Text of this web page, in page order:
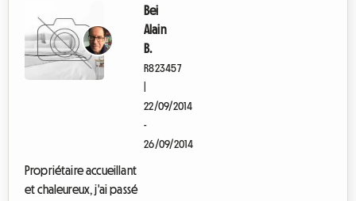
Bei
Alain
B.
R823457
22/09/2014
-
26/09/2014
Propriétaire accueillant
et chaleureux, j'ai passé